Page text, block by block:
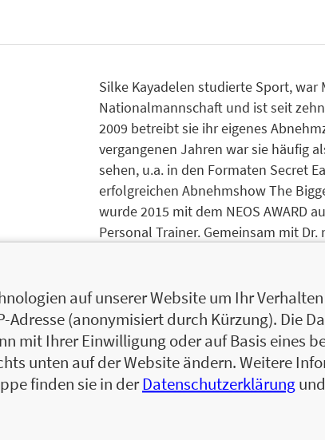
Silke Kayadelen studierte Sport,
Nationalmannschaft und ist seit
2009 betreibt sie ihr eigenes
vergangenen Jahren war sie häufig
sehen, u.a. in den Formaten Secret
erfolgreichen Abnehmshow The
wurde 2015 mit dem NEOS AWARD
Personal Trainer. Gemeinsam mit
Silke Kayadelen studierte Sport, war
Nationalmannschaft und ist seit
einigen Jahren betreibt sie das
Jahren war sie häufig als
Formaten Secret Eaters, Besser
auf unserer Website um Ihr
Adresse (anonymisiert durch Kürzung). Die
mit Ihrer Einwilligung oder auf Basis eines
unten auf der Website ändern. Weitere
finden sie in derDatenschutzerklärung